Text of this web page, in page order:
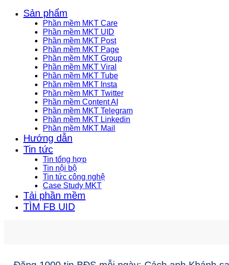
Sản phẩm
Phần mềm MKT Care
Phần mềm MKT UID
Phần mềm MKT Post
Phần mềm MKT Page
Phần mềm MKT Group
Phần mềm MKT Viral
Phần mềm MKT Tube
Phần mềm MKT Insta
Phần mềm MKT Twitter
Phần mềm Content AI
Phần mềm MKT Telegram
Phần mềm MKT Linkedin
Phần mềm MKT Mail
Hướng dẫn
Tin tức
Tin tổng hợp
Tin nội bộ
Tin tức công nghệ
Case Study MKT
Tải phần mềm
TÌM FB UID